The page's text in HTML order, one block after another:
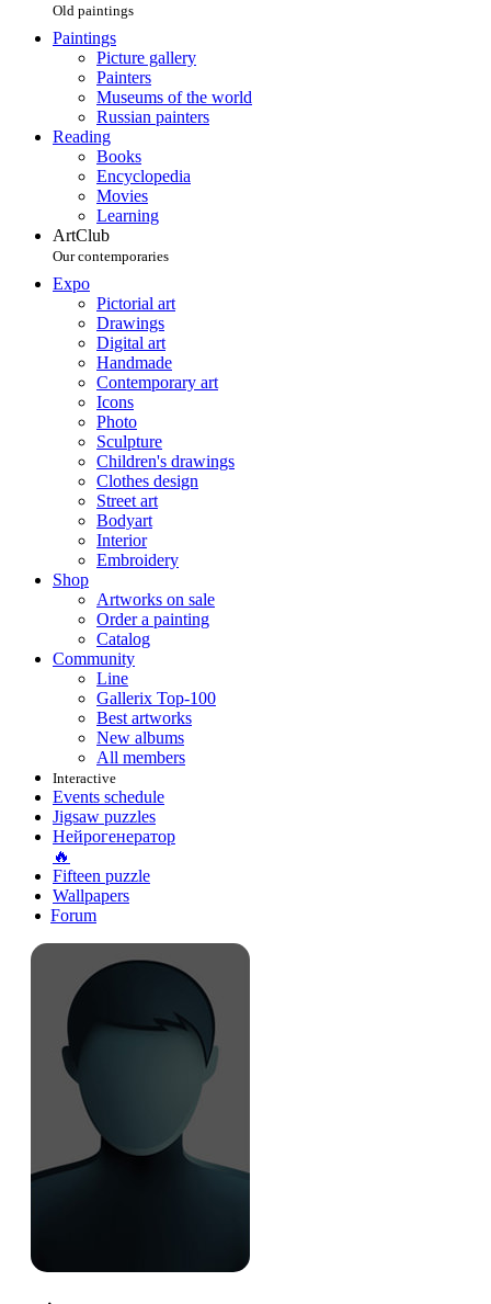
Old paintings
Paintings
Picture gallery
Painters
Museums of the world
Russian painters
Reading
Books
Encyclopedia
Movies
Learning
ArtClub
Our contemporaries
Expo
Pictorial art
Drawings
Digital art
Handmade
Contemporary art
Icons
Photo
Sculpture
Children's drawings
Clothes design
Street art
Bodyart
Interior
Embroidery
Shop
Artworks on sale
Order a painting
Catalog
Community
Line
Gallerix Top-100
Best artworks
New albums
All members
Interactive
Events schedule
Jigsaw puzzles
Нейрогенератор
🔥
Fifteen puzzle
Wallpapers
Forum